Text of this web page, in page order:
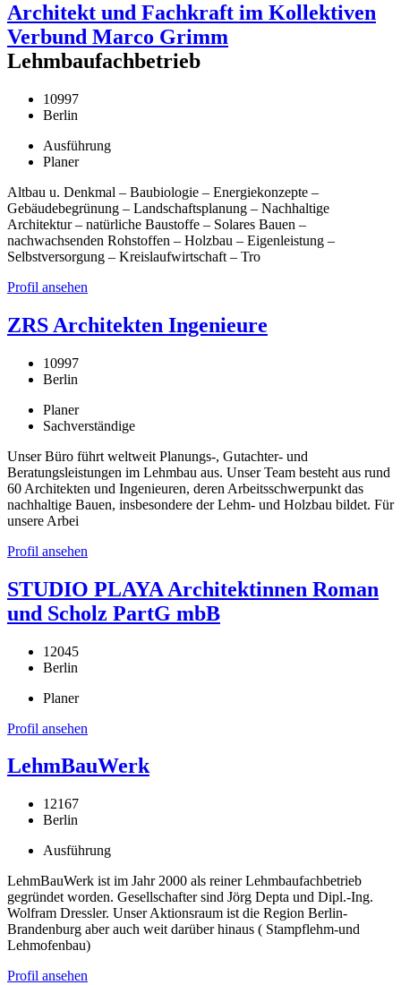
Architekt und Fachkraft im Kollektiven
Verbund Marco Grimm
Lehmbaufachbetrieb
10997
Berlin
Ausführung
Planer
Altbau u. Denkmal – Baubiologie – Energiekonzepte –
Gebäudebegrünung – Landschaftsplanung – Nachhaltige
Architektur – natürliche Baustoffe – Solares Bauen –
nachwachsenden Rohstoffen – Holzbau – Eigenleistung –
Selbstversorgung – Kreislaufwirtschaft – Tro
Profil ansehen
ZRS Architekten Ingenieure
10997
Berlin
Planer
Sachverständige
Unser Büro führt weltweit Planungs-, Gutachter- und
Beratungsleistungen im Lehmbau aus. Unser Team besteht aus rund
60 Architekten und Ingenieuren, deren Arbeitsschwerpunkt das
nachhaltige Bauen, insbesondere der Lehm- und Holzbau bildet. Für
unsere Arbei
Profil ansehen
STUDIO PLAYA Architektinnen Roman
und Scholz PartG mbB
12045
Berlin
Planer
Profil ansehen
LehmBauWerk
12167
Berlin
Ausführung
LehmBauWerk ist im Jahr 2000 als reiner Lehmbaufachbetrieb
gegründet worden. Gesellschafter sind Jörg Depta und Dipl.-Ing.
Wolfram Dressler. Unser Aktionsraum ist die Region Berlin-
Brandenburg aber auch weit darüber hinaus ( Stampflehm-und
Lehmofenbau)
Profil ansehen